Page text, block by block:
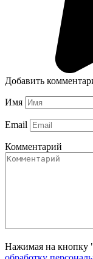
Добавить
Имя
Email
Комментарий
Нажимая на кнопку